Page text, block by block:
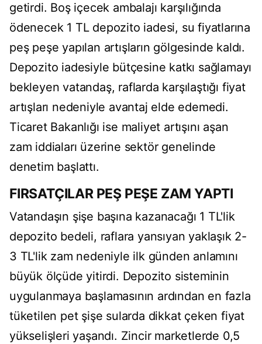
getirdi. Boş içecek ambalajı karşılığında
ödenecek 1 TL depozito iadesi, su fiyatlarına
peş peşe yapılan artışların gölgesinde kaldı.
Depozito iadesiyle bütçesine katkı sağlamayı
bekleyen vatandaş, raflarda karşılaştığı fiyat
artışları nedeniyle avantaj elde edemedi.
Ticaret Bakanlığı ise maliyet artışını aşan
zam iddiaları üzerine sektör genelinde
denetim başlattı.
FIRSATÇILAR PEŞ PEŞE ZAM YAPTI
Vatandaşın şişe başına kazanacağı 1 TL'lik
depozito bedeli, raflara yansıyan yaklaşık 2-
3 TL'lik zam nedeniyle ilk günden anlamını
büyük ölçüde yitirdi. Depozito sisteminin
uygulanmaya başlamasının ardından en fazla
tüketilen pet şişe sularda dikkat çeken fiyat
yükselişleri yaşandı. Zincir marketlerde 0,5